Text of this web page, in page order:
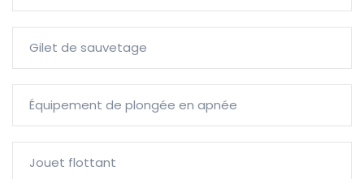
Gilet de sauvetage
Équipement de plongée en apnée
Jouet flottant